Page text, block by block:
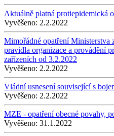
Aktuálně platná protiepidemická
Vyvěšeno: 2.2.2022
Mimořádné opatření Ministerstva
pravidla organizace a provádění
zařízeních od 3.2.2022
Vyvěšeno: 2.2.2022
Vládní usnesení související s
Vyvěšeno: 2.2.2022
MZE - opatření obecné povahy,
Vyvěšeno: 31.1.2022